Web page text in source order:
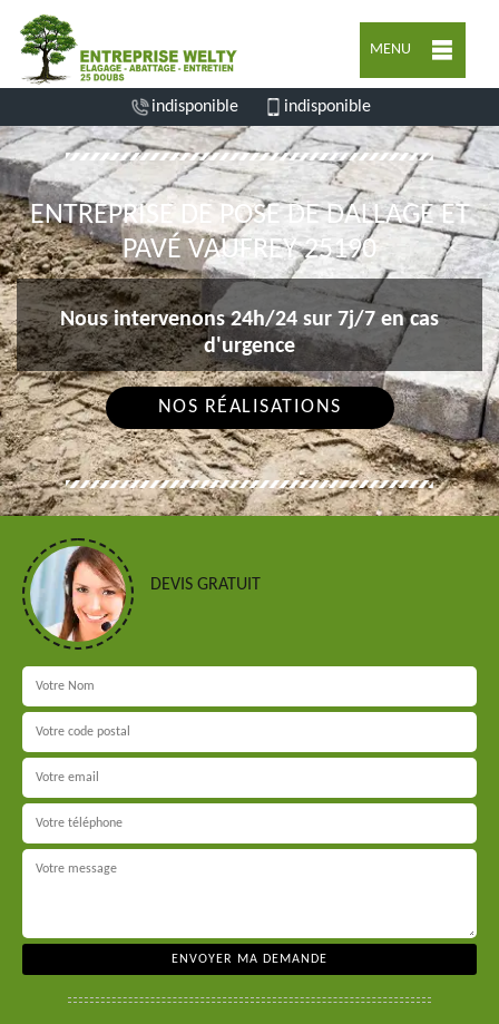
MENU
indisponible indisponible
ENTREPRISE DE POSE DE DALLAGE ET
PAVÉ VAUFREY 25190
Nous intervenons 24h/24 sur 7j/7 en cas
d'urgence
NOS RÉALISATIONS
DEVIS GRATUIT